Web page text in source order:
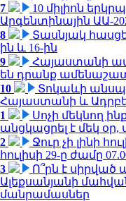
7
10 միլիոն
Արգենտինային ԱԱ-
8
Տասնյակ
ին և 16-ին
9
Հայաստանի
են դրանք
10
Տոկաևի
Հայաստանի և
1
Սոչի մեկնող
անցկացրել է մեկ օր,
2
Ջուր չի լինի
հուլիսի 29-ը ժամը
3
Ո՞րն է
Ալեքսանյանի
մանրամասներ